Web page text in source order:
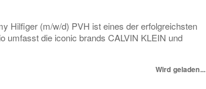
Hilfiger (m/w/d) PVH ist eines der erfolgreichsten
umfasst die iconic brands CALVIN KLEIN und
Wird geladen...